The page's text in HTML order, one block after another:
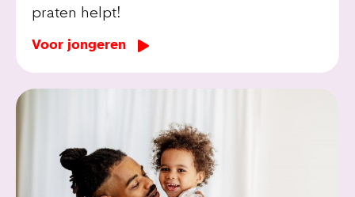
praten helpt!
Voor jongeren